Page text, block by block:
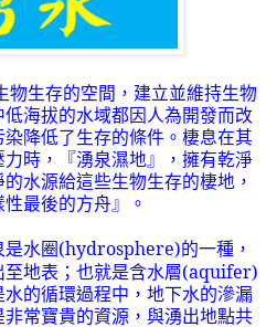
物生存的空間，建立並維持生物
海拔的水域都因人為開發而改
降低了生存的條件。棲息在其
時，『湧泉濕地』，擁有乾淨
水源給這些生物生存的棲地，
最後的方舟』。
水圈 (hydrosphere)的一種，
地表；也就是含水層(aquifer)
的循環過程中，地下水的滲漏
常寶貴的資源，與湧出地點共